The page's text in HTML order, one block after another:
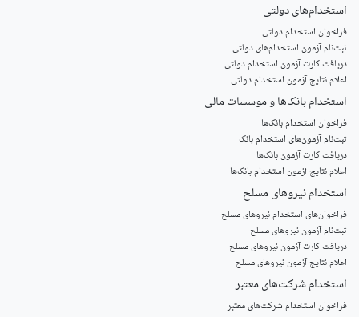
استخدام‌های دولتی
فراخوان استخدام دولتی
ثبت‌نام آزمون‌ استخدام‌های دولتی
دریافت کارت آزمون استخدام دولتی
اعلام نتایج آزمون استخدام دولتی
استخدام‌ بانک‌ها و موسسات مالی
فراخوان استخدام بانک‌ها
‌ثبت‌نام آزمون‌های استخدام بانک
دریافت کارت آزمون بانک‌ها
اعلام نتایج آزمون استخدام بانک‌ها
استخدام‌ نیروهای مسلح
‌فراخوان‌های استخدام‌ نیروهای مسلح
ثبت‌نام آزمون نیروهای مسلح
دریافت کارت آزمون نیروهای مسلح
اعلام نتایج آزمون نیروهای مسلح
استخدام‌ شرکت‌های معتبر
فراخوان استخدام شرکت‌های معتبر